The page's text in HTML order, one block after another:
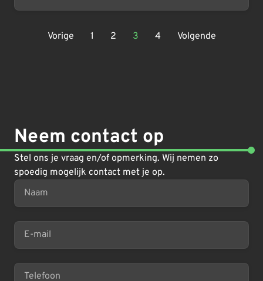
Vorige 1 2 3 4 Volgende
Neem contact op
Stel ons je vraag en/of opmerking. Wij nemen zo
spoedig mogelijk contact met je op.